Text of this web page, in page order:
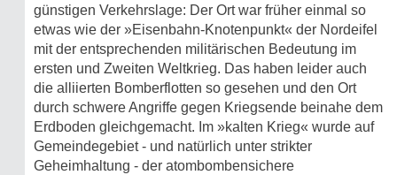
günstigen Verkehrslage: Der Ort war früher einmal so
etwas wie der »Eisenbahn-Knotenpunkt« der Nordeifel
mit der entsprechenden militärischen Bedeutung im
ersten und Zweiten Weltkrieg. Das haben leider auch
die alliierten Bomberflotten so gesehen und den Ort
durch schwere Angriffe gegen Kriegsende beinahe dem
Erdboden gleichgemacht. Im »kalten Krieg« wurde auf
Gemeindegebiet - und natürlich unter strikter
Geheimhaltung - der atombombensichere